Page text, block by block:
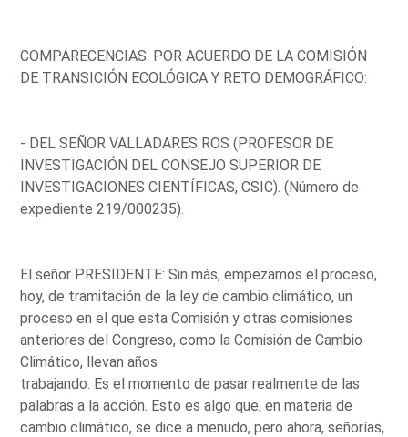
COMPARECENCIAS. POR ACUERDO DE LA COMISIÓN
DE TRANSICIÓN ECOLÓGICA Y RETO DEMOGRÁFICO:
- DEL SEÑOR VALLADARES ROS (PROFESOR DE
INVESTIGACIÓN DEL CONSEJO SUPERIOR DE
INVESTIGACIONES CIENTÍFICAS, CSIC). (Número de
expediente 219/000235).
El señor PRESIDENTE: Sin más, empezamos el proceso,
hoy, de tramitación de la ley de cambio climático, un
proceso en el que esta Comisión y otras comisiones
anteriores del Congreso, como la Comisión de Cambio
Climático, llevan años
trabajando. Es el momento de pasar realmente de las
palabras a la acción. Esto es algo que, en materia de
cambio climático, se dice a menudo, pero ahora, señorías,